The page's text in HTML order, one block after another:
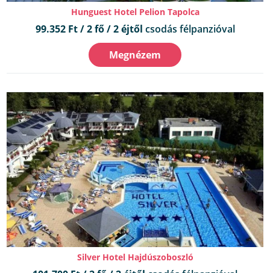
Hunguest Hotel Pelion Tapolca
99.352 Ft / 2 fő / 2 éjtől csodás félpanzióval
Megnézem
Silver Hotel Hajdúszoboszló